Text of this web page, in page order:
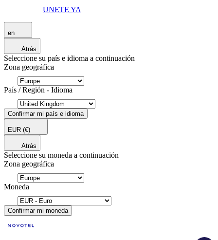
UNETE YA
en
Atrás
Seleccione su país e idioma a continuación
Zona geográfica
País / Región - Idioma
Confirmar mi país e idioma
EUR (€)
Atrás
Seleccione su moneda a continuación
Zona geográfica
Moneda
Confirmar mi moneda